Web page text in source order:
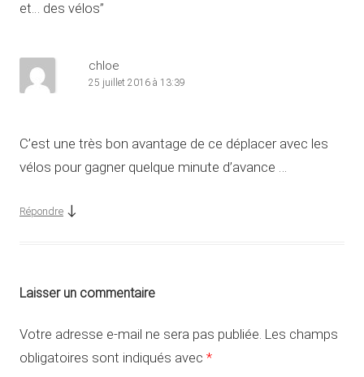
et… des vélos”
chloe
25 juillet 2016 à 13:39
C’est une très bon avantage de ce déplacer avec les
vélos pour gagner quelque minute d’avance …
Répondre ↓
Laisser un commentaire
Votre adresse e-mail ne sera pas publiée. Les champs
obligatoires sont indiqués avec *